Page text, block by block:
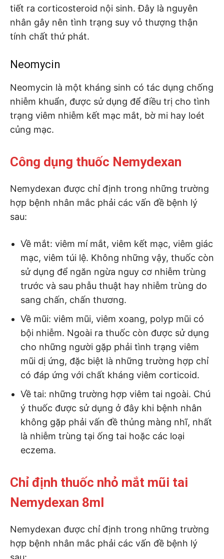
tiết ra corticosteroid nội sinh. Đây là nguyên
nhân gây nên tình trạng suy vỏ thượng thận
tính chất thứ phát.
Neomycin
Neomycin là một kháng sinh có tác dụng chống
nhiễm khuẩn, được sử dụng để điều trị cho tình
trạng viêm nhiễm kết mạc mắt, bờ mi hay loét
củng mạc.
Công dụng thuốc Nemydexan
Nemydexan được chỉ định trong những trường
hợp bệnh nhân mắc phải các vấn đề bệnh lý
sau:
Về mắt: viêm mí mắt, viêm kết mạc, viêm giác
mạc, viêm túi lệ. Không những vậy, thuốc còn
sử dụng để ngăn ngừa nguy cơ nhiễm trùng
trước và sau phẫu thuật hay nhiễm trùng do
sang chấn, chấn thương.
Về mũi: viêm mũi, viêm xoang, polyp mũi có
bội nhiễm. Ngoài ra thuốc còn được sử dụng
cho những người gặp phải tình trạng viêm
mũi dị ứng, đặc biệt là những trường hợp chỉ
có đáp ứng với chất kháng viêm corticoid.
Về tai: những trường hợp viêm tai ngoài. Chú
ý thuốc được sử dụng ở đây khi bệnh nhân
không gặp phải vấn đề thủng màng nhĩ, nhất
là nhiễm trùng tại ống tai hoặc các loại
eczema.
Chỉ định thuốc nhỏ mắt mũi tai
Nemydexan 8ml
Nemydexan được chỉ định trong những trường
hợp bệnh nhân mắc phải các vấn đề bệnh lý